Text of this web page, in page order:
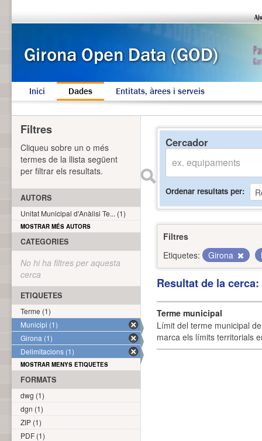
Inici Dades Entitats, àrees i serveis
Cercador
Ordenar resultats per
Filtres
Etiquetes:
Girona
Resultat de la
Terme municipal
Límit del terme municipal
marca els límits territorials
Filtres
Cliqueu sobre un o més
termes de la llista següent
per filtrar els resultats.
AUTORS
Unitat Municipal d'Anàlisi Te... (1)
MOSTRAR MÉS AUTORS
CATEGORIES
No hi ha filtres per aquesta
cerca
ETIQUETES
Terme (1)
Municipi (1)
Girona (1)
Delimitacions (1)
MOSTRAR MENYS ETIQUETES
FORMATS
dwg (1)
dgn (1)
ZIP (1)
PDF (1)